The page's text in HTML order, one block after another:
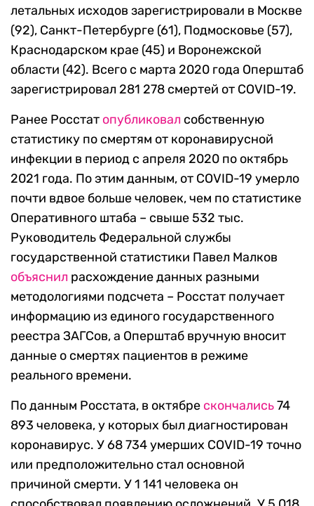
летальных исходов зарегистрировали в Москве
(92), Санкт-Петербурге (61), Подмосковье (57),
Краснодарском крае (45) и Воронежской
области (42). Всего с марта 2020 года Оперштаб
зарегистрировал 281 278 смертей от COVID-19.
Ранее Росстат опубликовал собственную
статистику по смертям от коронавирусной
инфекции в период с апреля 2020 по октябрь
2021 года. По этим данным, от COVID-19 умерло
почти вдвое больше человек, чем по статистике
Оперативного штаба – свыше 532 тыс.
Руководитель Федеральной службы
государственной статистики Павел Малков
объяснил расхождение данных разными
методологиями подсчета – Росстат получает
информацию из единого государственного
реестра ЗАГСов, а Оперштаб вручную вносит
данные о смертях пациентов в режиме
реального времени.
По данным Росстата, в октябре скончались74
893 человека, у которых был диагностирован
коронавирус. У 68 734 умерших COVID-19 точно
или предположительно стал основной
причиной смерти. У 1 141 человека он